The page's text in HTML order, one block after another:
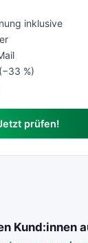
inklusive
%)
prüfen!
Kund:innen